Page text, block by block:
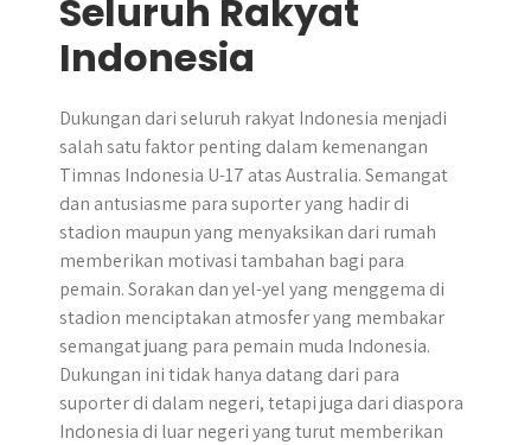
Seluruh Rakyat
Indonesia
Dukungan dari seluruh rakyat Indonesia menjadi
salah satu faktor penting dalam kemenangan
Timnas Indonesia U-17 atas Australia. Semangat
dan antusiasme para suporter yang hadir di
stadion maupun yang menyaksikan dari rumah
memberikan motivasi tambahan bagi para
pemain. Sorakan dan yel-yel yang menggema di
stadion menciptakan atmosfer yang membakar
semangat juang para pemain muda Indonesia.
Dukungan ini tidak hanya datang dari para
suporter di dalam negeri, tetapi juga dari diaspora
Indonesia di luar negeri yang turut memberikan